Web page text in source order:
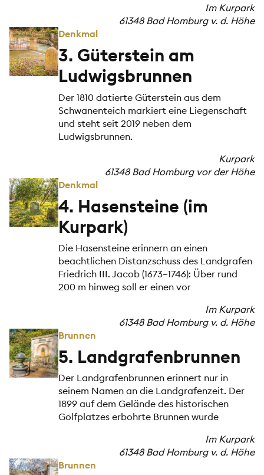
Im Kurpark
61348 Bad Homburg v. d. Höhe
Denkmal
3. Güterstein am
Ludwigsbrunnen
Der 1810 datierte Güterstein aus dem
Schwanenteich markiert eine Liegenschaft
und steht seit 2019 neben dem
Ludwigsbrunnen.
Kurpark
61348 Bad Homburg vor der Höhe
Denkmal
4. Hasensteine (im
Kurpark)
Die Hasensteine erinnern an einen
beachtlichen Distanzschuss des Landgrafen
Friedrich III. Jacob (1673–1746): Über rund
200 m hinweg soll er einen vor
Im Kurpark
61348 Bad Homburg v. d. Höhe
Brunnen
5. Landgrafenbrunnen
Der Landgrafenbrunnen erinnert nur in
seinem Namen an die Landgrafenzeit. Der
1899 auf dem Gelände des historischen
Golfplatzes erbohrte Brunnen wurde
Im Kurpark
61348 Bad Homburg v. d. Höhe
Brunnen